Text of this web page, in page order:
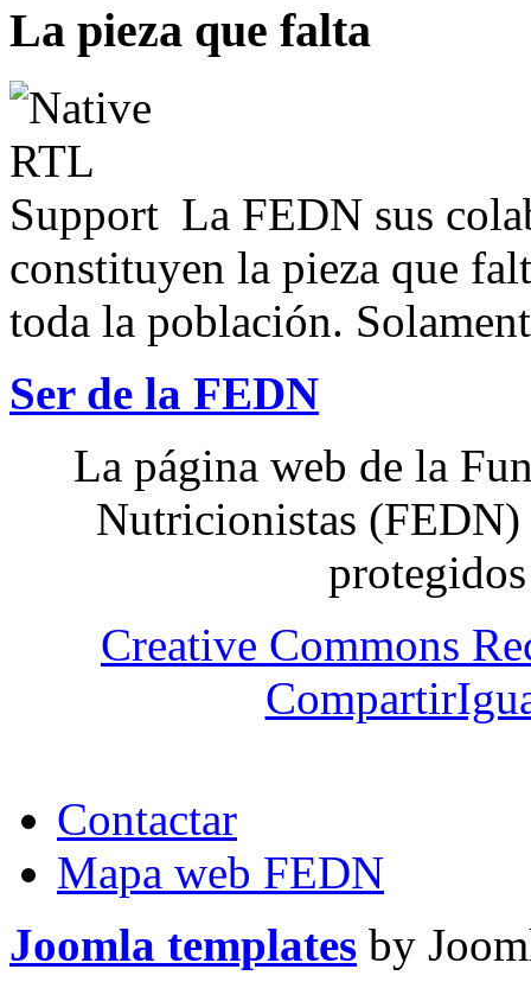
La pieza que falta
La FEDN sus
constituyen la pieza que
toda la población.
Ser de la FEDN
La página web de la
Nutricionistas (FEDN)
Creative Commons
Contactar
Mapa web FEDN
Joomla templates by